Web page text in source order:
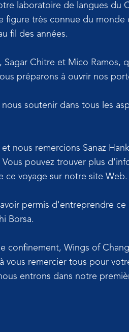
laboratoire de langues du
très connue du monde
fil des années.
Chitre et Mico Ramos,
préparons à ouvrir nos
soutenir dans tous les
nous remercions Sanaz
pouvez trouver plus
ce voyage sur notre site Web.
permis d'entreprendre
Borsa.
confinement, Wings of
vous remercier tous pour
entrons dans notre